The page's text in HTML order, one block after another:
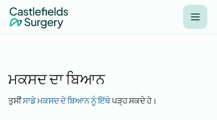
ਮਕਸਦ ਦਾ ਬਿਆਨ
ਤੁਸੀਂਸਾਡੇ ਮਕਸਦ ਦੇ ਬਿਆਨ ਨੂੰ ਇੱਥੇਪੜ੍ਹ ਸਕਦੇ ਹੋ।